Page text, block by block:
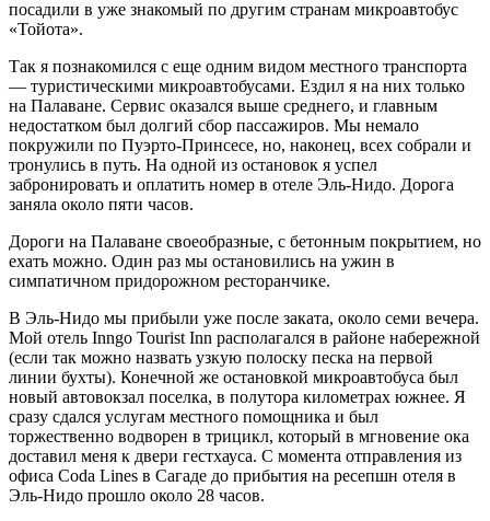
посадили в уже знакомый по другим странам микроавтобус
«Тойота».
Так я познакомился с еще одним видом местного транспорта
— туристическими микроавтобусами. Ездил я на них только
на Палаване. Сервис оказался выше среднего, и главным
недостатком был долгий сбор пассажиров. Мы немало
покружили по Пуэрто-Принсесе, но, наконец, всех собрали и
тронулись в путь. На одной из остановок я успел
забронировать и оплатить номер в отеле Эль-Нидо. Дорога
заняла около пяти часов.
Дороги на Палаване своеобразные, с бетонным покрытием, но
ехать можно. Один раз мы остановились на ужин в
симпатичном придорожном ресторанчике.
В Эль-Нидо мы прибыли уже после заката, около семи вечера.
Мой отель Inngo Tourist Inn располагался в районе набережной
(если так можно назвать узкую полоску песка на первой
линии бухты). Конечной же остановкой микроавтобуса был
новый автовокзал поселка, в полутора километрах южнее. Я
сразу сдался услугам местного помощника и был
торжественно водворен в трицикл, который в мгновение ока
доставил меня к двери гестхауса. С момента отправления из
офиса Coda Lines в Сагаде до прибытия на ресепшн отеля в
Эль-Нидо прошло около 28 часов.